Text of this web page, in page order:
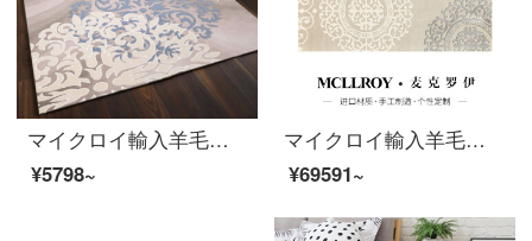
マイクロイ輸入羊毛の新しい中国風の近代的なシンプルで豪華な北欧アメリカ式ヨーロッパ式客間じゅうたん、ソファーのベッドルームの畳の床に敷き詰められたじゅうたん、AO 002【上質輸入羊毛】はお客様のサイズによってカスタマイズされます。（平方メートル）
¥5798~
マイクロイ輸入羊毛現代簡単簡単簡単簡単簡単なヨーロッパ式北欧アメリカ式客間ソファティーマット部屋のベッドルームのベッドの前に畳の大地のカーペットO 069（オーダーメイド商品は納期を確認してください）を敷いています。
¥69591~